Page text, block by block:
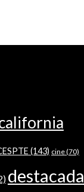
(143) cine(70)
destacada